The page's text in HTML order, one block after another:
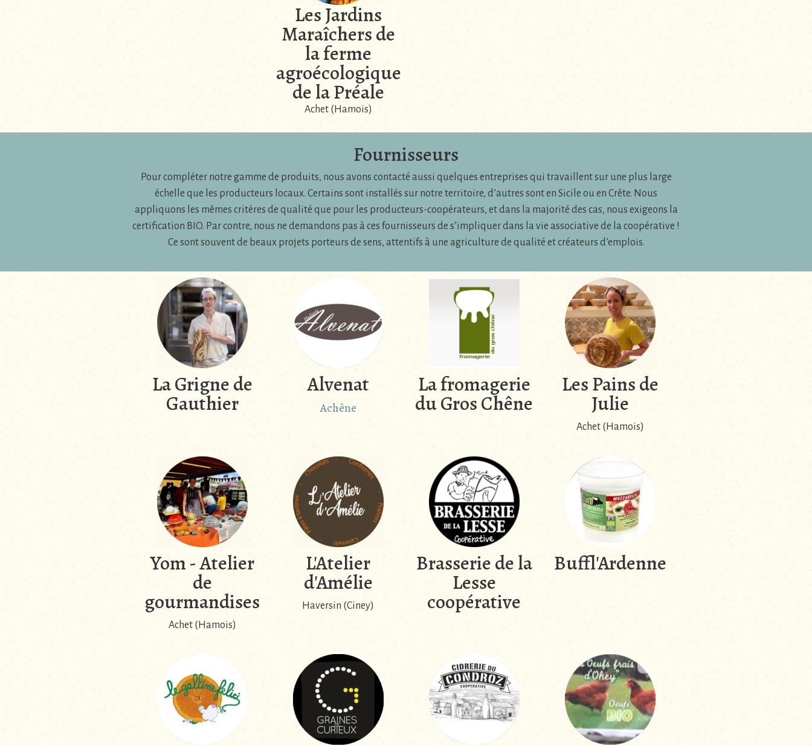
Les Jardins
Maraîchers de
la ferme
agroécologique
de la Préale
Achet (Hamois)
Fournisseurs
Pour compléter notre gamme de produits, nous avons contacté aussi quelques entreprises qui travaillent sur une plus large
échelle que les producteurs locaux. Certains sont installés sur notre territoire, d’autres sont en Sicile ou en Crête. Nous
appliquons les mêmes critères de qualité que pour les producteurs-coopérateurs, et dans la majorité des cas, nous exigeons la
certification BIO. Par contre, nous ne demandons pas à ces fournisseurs de s’impliquer dans la vie associative de la coopérative !
Ce sont souvent de beaux projets porteurs de sens, attentifs à une agriculture de qualité et créateurs d’emplois.
La Grigne de
Gauthier
Alvenat
Achêne
La fromagerie
du Gros Chêne
Les Pains de
Julie
Achet (Hamois)
Yom - Atelier
de
gourmandises
Achet (Hamois)
L'Atelier
d'Amélie
Haversin (Ciney)
Brasserie de la
Lesse
coopérative
Buffl'Ardenne